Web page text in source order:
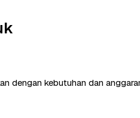
dengan kebutuhan dan